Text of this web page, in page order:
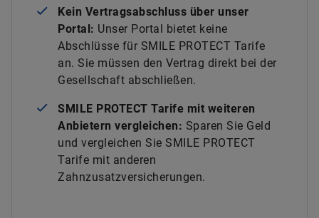
Kein Vertragsabschluss über unser
Portal: Unser Portal bietet keine
Abschlüsse für SMILE PROTECT Tarife
an. Sie müssen den Vertrag direkt bei der
Gesellschaft abschließen.
SMILE PROTECT Tarife mit weiteren
Anbietern vergleichen: Sparen Sie Geld
und vergleichen Sie SMILE PROTECT
Tarife mit anderen
Zahnzusatzversicherungen.